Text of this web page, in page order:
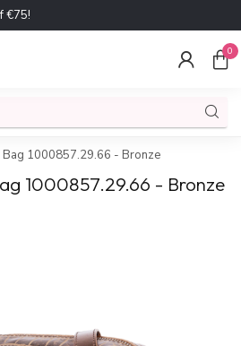
€75!
0
1000857.29.66 - Bronze
1000857.29.66 - Bronze